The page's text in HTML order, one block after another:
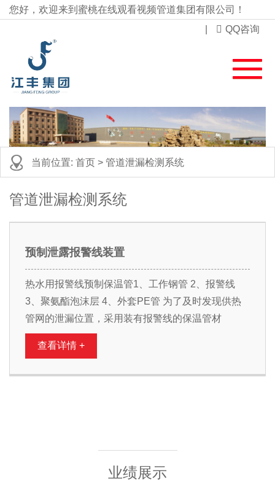
您好，欢迎来到蜜桃在线观看视频管道集团有限公司！
QQ咨询
当前位置: 首页 > 管道泄漏检测系统
管道泄漏检测系统
预制泄露报警线装置
热水用报警线预制保温管1、工作钢管 2、报警线
3、聚氨酯泡沫层 4、外套PE管 为了及时发现供热
管网的泄漏位置，采用装有报警线的保温管材
查看详情 +
业绩展示